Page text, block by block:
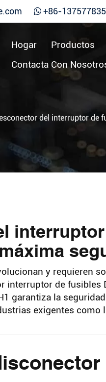
+86-
Hogar Productos
Contacta Con
del interruptor de
y requieren
interruptor de fusibles
garantiza la
exigentes como